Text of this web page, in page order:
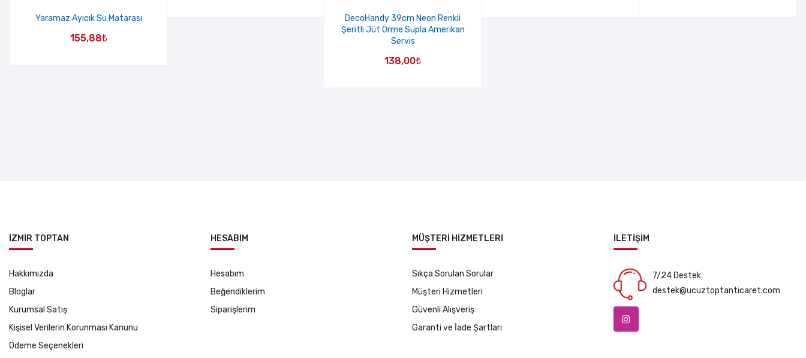
Yaramaz Ayıcık Su Matarası
155,88₺
DecoHandy 39cm Neon Renkli
Şeritli Jüt Örme Supla Amerikan
Servis
138,00₺
İZMİR TOPTAN
Hakkımızda
Bloglar
Kurumsal Satış
Kişisel Verilerin Korunması Kanunu
Ödeme Seçenekleri
HESABIM
Hesabım
Beğendiklerim
Siparişlerim
MÜŞTERİ HİZMETLERİ
Sıkça Sorulan Sorular
Müşteri Hizmetleri
Güvenli Alışveriş
Garanti ve İade Şartları
İLETİŞİM
7/24 Destek
destek@ucuztoptanticaret.com